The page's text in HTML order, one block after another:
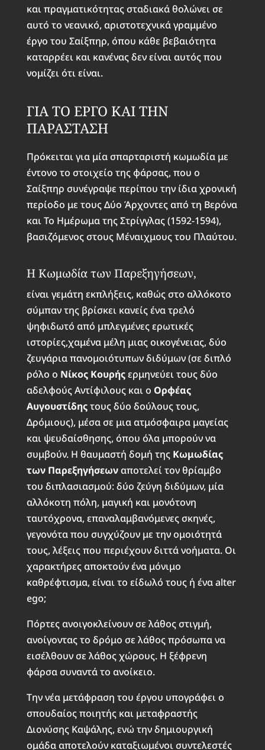
και πραγματικότητας σταδιακά θολώνει σε
αυτό το νεανικό, αριστοτεχνικά γραμμένο
έργο του Σαίξπηρ, όπου κάθε βεβαιότητα
καταρρέει και κανένας δεν είναι αυτός που
νομίζει ότι είναι.
ΓΙΑ ΤΟ ΕΡΓΟ ΚΑΙ ΤΗΝ
ΠΑΡΑΣΤΑΣΗ
Πρόκειται για μία σπαρταριστή κωμωδία με
έντονο το στοιχείο της φάρσας, που ο
Σαίξπηρ συνέγραψε περίπου την ίδια χρονική
περίοδο με τους Δύο Άρχοντες από τη Βερόνα
και Το Ημέρωμα της Στρίγγλας (1592-1594),
βασιζόμενος στους Μέναιχμους του Πλαύτου.
Η Κωμωδία των Παρεξηγήσεων,
είναι γεμάτη εκπλήξεις, καθώς στο αλλόκοτο
σύμπαν της βρίσκει κανείς ένα τρελό
ψηφιδωτό από μπλεγμένες ερωτικές
ιστορίες,χαμένα μέλη μιας οικογένειας, δύο
ζευγάρια πανομοιότυπων διδύμων (σε διπλό
ρόλο ο Νίκος Κουρήςερμηνεύει τους δύο
αδελφούς Αντίφιλους και ο Ορφέας
Αυγουστίδηςτους δύο δούλους τους,
Δρόμιους), μέσα σε μια ατμόσφαιρα μαγείας
και ψευδαίσθησης, όπου όλα μπορούν να
συμβούν. Η θαυμαστή δομή της Κωμωδίας
των Παρεξηγήσεωναποτελεί τον θρίαμβο
του διπλασιασμού: δύο ζεύγη διδύμων, μία
αλλόκοτη πόλη, μαγική και μονότονη
ταυτόχρονα, επαναλαμβανόμενες σκηνές,
γεγονότα που συγχύζουν με την ομοιότητά
τους, λέξεις που περιέχουν διττά νοήματα. Οι
χαρακτήρες αποκτούν ένα μόνιμο
καθρέφτισμα, είναι το είδωλό τους ή ένα alter
ego;
Πόρτες ανοιγοκλείνουν σε λάθος στιγμή,
ανοίγοντας το δρόμο σε λάθος πρόσωπα να
εισέλθουν σε λάθος χώρους. Η ξέφρενη
φάρσα συναντά το ανοίκειο.
Την νέα μετάφραση του έργου υπογράφει ο
σπουδαίος ποιητής και μεταφραστής
Διονύσης Καψάλης, ενώ την δημιουργική
ομάδα αποτελούν καταξιωμένοι συντελεστές